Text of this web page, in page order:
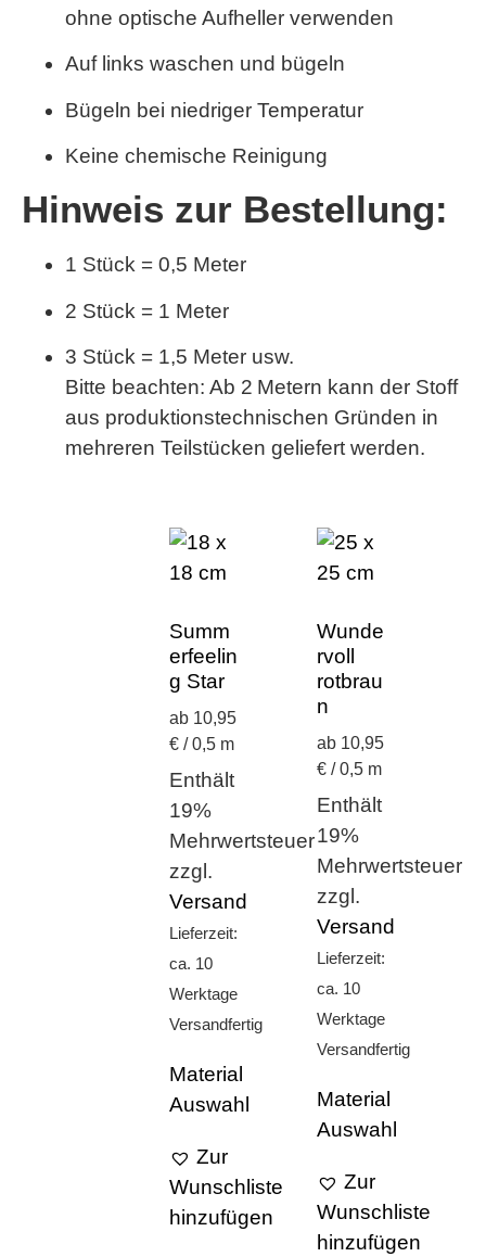
ohne optische Aufheller verwenden
Auf links waschen und bügeln
Bügeln bei niedriger Temperatur
Keine chemische Reinigung
Hinweis zur Bestellung:
1 Stück = 0,5 Meter
2 Stück = 1 Meter
3 Stück = 1,5 Meter usw.
Bitte beachten: Ab 2 Metern kann der Stoff
aus produktionstechnischen Gründen in
mehreren Teilstücken geliefert werden.
Summ
erfeelin
g Star
ab 10,95
€ / 0,5 m
Enthält
19%
Mehrwertsteuer
zzgl.
Versand
Lieferzeit:
ca. 10
Werktage
Versandfertig
Material
Auswahl
Zur
Wunschliste
hinzufügen
Wunde
rvoll
rotbrau
n
ab 10,95
€ / 0,5 m
Enthält
19%
Mehrwertsteuer
zzgl.
Versand
Lieferzeit:
ca. 10
Werktage
Versandfertig
Material
Auswahl
Zur
Wunschliste
hinzufügen